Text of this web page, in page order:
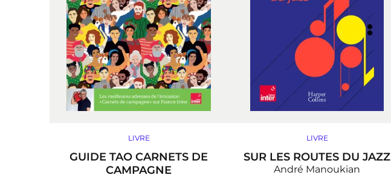
LIVRE
GUIDE TAO CARNETS DE
CAMPAGNE
LIVRE
SUR LES ROUTES DU JAZZ
André Manoukian